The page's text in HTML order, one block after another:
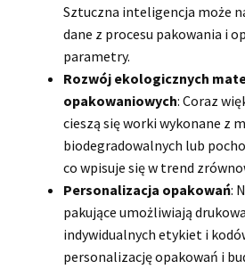
Sztuczna inteligencja może
dane z procesu pakowania i
parametry.
Rozwój ekologicznych
opakowaniowych: Coraz
cieszą się worki wykonane z
biodegradowalnych lub
co wpisuje się w trend
Personalizacja opakowań:
pakujące umożliwiają
indywidualnych etykiet i
personalizację opakowań i